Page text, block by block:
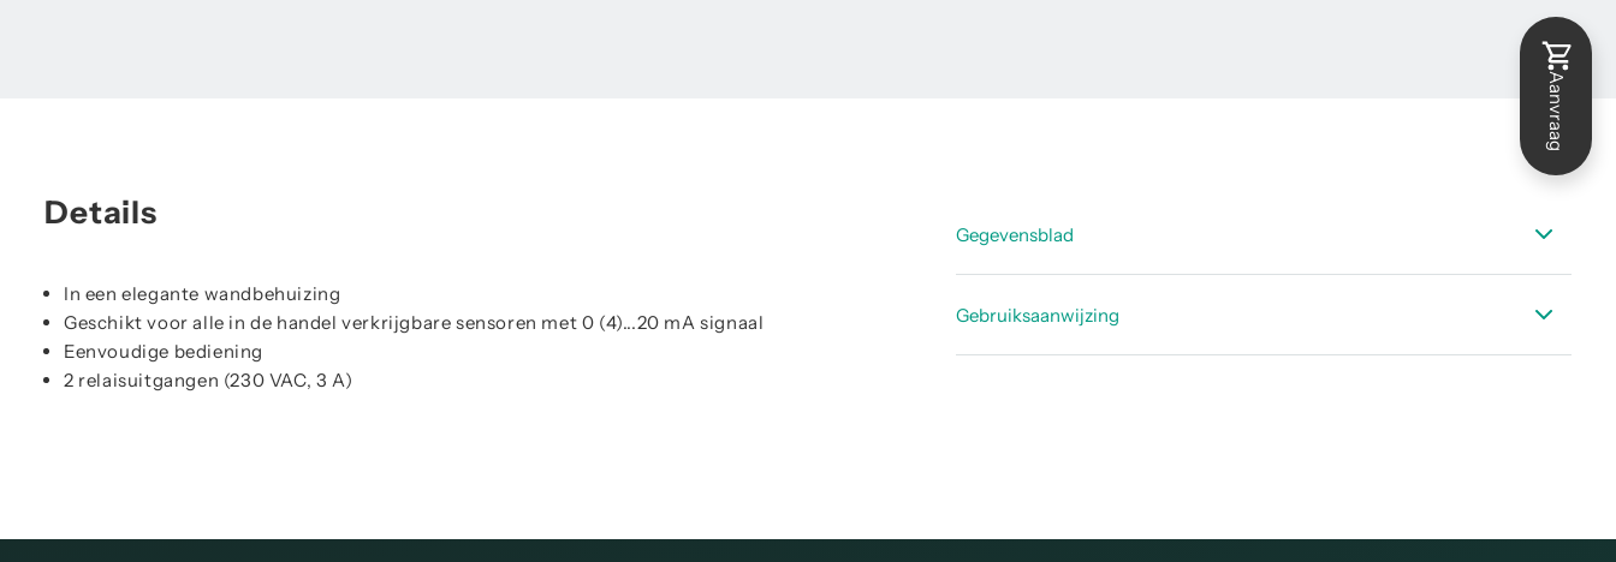
Details
In een elegante wandbehuizing
Geschikt voor alle in de handel verkrijgbare sensoren met 0 (4)...20 mA signaal
Eenvoudige bediening
2 relaisuitgangen (230 VAC, 3 A)
Gegevensblad
Gebruiksaanwijzing
Aanvraag